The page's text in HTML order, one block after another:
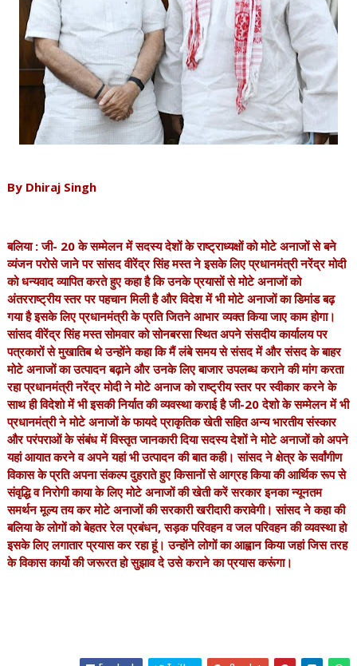
By Dhiraj Singh
बलिया : जी- 20 के सम्मेलन में सदस्य देशों के राष्ट्राध्यक्षों को मोटे अनाजों से बने
व्यंजन परोसे जाने पर सांसद वीरेंद्र सिंह मस्त ने इसके लिए प्रधानमंत्री नरेंद्र मोदी
को धन्यवाद व्यापित करते हुए कहा है कि उनके प्रयासों से मोटे अनाजों को
अंतरराष्ट्रीय स्तर पर पहचान मिली है और विदेश में भी मोटे अनाजों का डिमांड बढ़
गया है इसके लिए प्रधानमंत्री के प्रति जितने आभार व्यक्त किया जाए काम होगा।
सांसद वीरेंद्र सिंह मस्त सोमवार को सोनबरसा स्थित अपने संसदीय कार्यालय पर
पत्रकारों से मुखातिब थे उन्होंने कहा कि मैं लंबे समय से संसद में और संसद के बाहर
मोटे अनाजों का उत्पादन बढ़ाने और उनके लिए बाजार उपलब्ध कराने की मांग करता
रहा प्रधानमंत्री नरेंद्र मोदी ने मोटे अनाज को राष्ट्रीय स्तर पर स्वीकार करने के
साथ ही विदेशो में भी इसकी निर्यात की व्यवस्था कराई है जी-20 देशो के सम्मेलन में भी
प्रधानमंत्री ने मोटे अनाजों के फायदे प्राकृतिक खेती सहित अन्य भारतीय संस्कार
और परंपराओं के संबंध में विस्तृत जानकारी दिया सदस्य देशों ने मोटे अनाजों को अपने
यहां आयात करने व अपने यहां भी उत्पादन की बात कही। सांसद ने क्षेत्र के सर्वांगीण
विकास के प्रति अपना संकल्प दुहराते हुए किसानों से आग्रह किया की आर्थिक रूप से
संवृद्धि व निरोगी काया के लिए मोटे अनाजों की खेती करें सरकार इनका न्यूनतम
समर्थन मूल्य तय कर मोटे अनाजों की सरकारी खरीदारी करावेगी। सांसद ने कहा की
बलिया के लोगों को बेहतर रेल प्रबंधन, सड़क परिवहन व जल परिवहन की व्यवस्था हो
इसके लिए लगातार प्रयास कर रहा हूं। उन्होंने लोगों का आह्वान किया जहां जिस तरह
के विकास कार्यो की जरूरत हो सुझाव दे उसे कराने का प्रयास करूंगा।